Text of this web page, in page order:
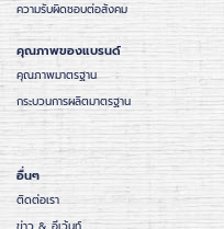
ความรับผิดชอบต่อสังคม
คุณภาพของแบรนด์
คุณภาพมาตรฐาน
กระบวนการผลิตมาตรฐาน
อื่นๆ
ติดต่อเรา